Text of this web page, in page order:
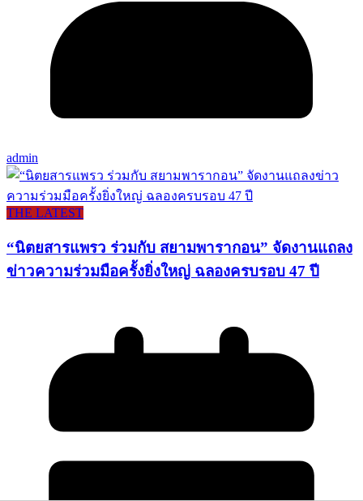
admin
THE LATEST
“นิตยสารแพรว ร่วมกับ สยามพารากอน” จัดงานแถลง
ข่าวความร่วมมือครั้งยิ่งใหญ่ ฉลองครบรอบ 47 ปี